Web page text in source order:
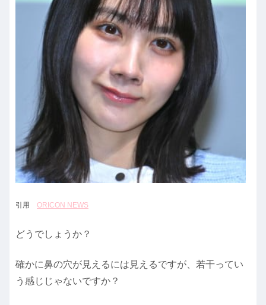
引用 ORICON NEWS
どうでしょうか？
確かに鼻の穴が見えるには見えるですが、若干ってい
う感じじゃないですか？